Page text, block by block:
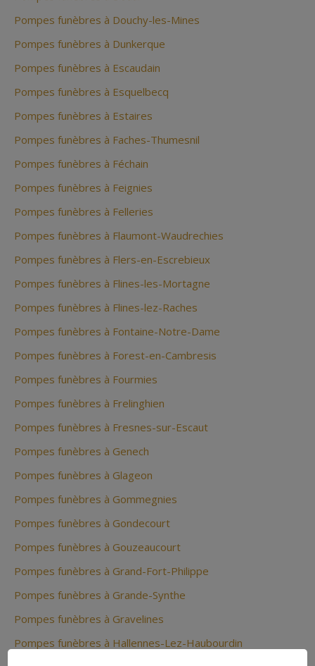
Pompes funèbres à Douchy-les-Mines
Pompes funèbres à Dunkerque
Pompes funèbres à Escaudain
Pompes funèbres à Esquelbecq
Pompes funèbres à Estaires
Pompes funèbres à Faches-Thumesnil
Pompes funèbres à Féchain
Pompes funèbres à Feignies
Pompes funèbres à Felleries
Pompes funèbres à Flaumont-Waudrechies
Pompes funèbres à Flers-en-Escrebieux
Pompes funèbres à Flines-les-Mortagne
Pompes funèbres à Flines-lez-Raches
Pompes funèbres à Fontaine-Notre-Dame
Pompes funèbres à Forest-en-Cambresis
Pompes funèbres à Fourmies
Pompes funèbres à Frelinghien
Pompes funèbres à Fresnes-sur-Escaut
Pompes funèbres à Genech
Pompes funèbres à Glageon
Pompes funèbres à Gommegnies
Pompes funèbres à Gondecourt
Pompes funèbres à Gouzeaucourt
Pompes funèbres à Grand-Fort-Philippe
Pompes funèbres à Grande-Synthe
Pompes funèbres à Gravelines
Pompes funèbres à Hallennes-Lez-Haubourdin